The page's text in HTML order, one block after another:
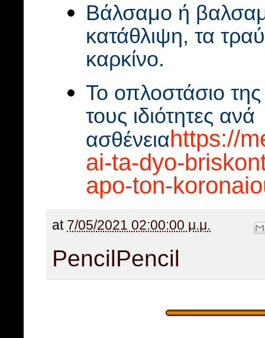
Βάλσαμο ή
κατάθλιψη, τα
καρκίνο.
Το οπλοστάσιο
τους ιδιότητες ανά
ασθένειαhttps://
ai-ta-dyo-
apo-ton-
at 7/05/2021 02:00:00 μ.μ.
PencilPencil